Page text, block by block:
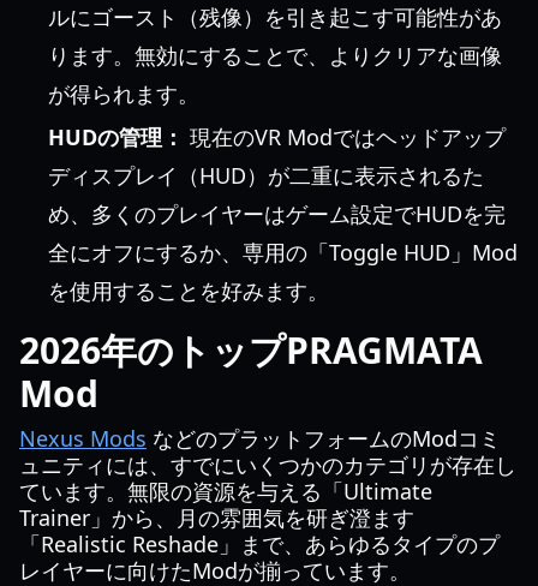
ルにゴースト（残像）を引き起こす可能性があ
ります。無効にすることで、よりクリアな画像
が得られます。
HUDの管理： 現在のVR Modではヘッドアップ
ディスプレイ（HUD）が二重に表示されるた
め、多くのプレイヤーはゲーム設定でHUDを完
全にオフにするか、専用の「Toggle HUD」Mod
を使用することを好みます。
2026年のトップPRAGMATA
Mod
Nexus Mods などのプラットフォームのModコミ
ュニティには、すでにいくつかのカテゴリが存在し
ています。無限の資源を与える「Ultimate
Trainer」から、月の雰囲気を研ぎ澄ます
「Realistic Reshade」まで、あらゆるタイプのプ
レイヤーに向けたModが揃っています。